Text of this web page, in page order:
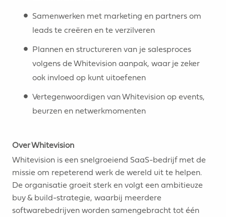
Samenwerken met marketing en partners om
leads te creëren en te verzilveren
Plannen en structureren van je salesproces
volgens de Whitevision aanpak, waar je zeker
ook invloed op kunt uitoefenen
Vertegenwoordigen van Whitevision op events,
beurzen en netwerkmomenten
Over Whitevision
Whitevision is een snelgroeiend SaaS-bedrijf met de
missie om repeterend werk de wereld uit te helpen.
De organisatie groeit sterk en volgt een ambitieuze
buy & build-strategie, waarbij meerdere
softwarebedrijven worden samengebracht tot één